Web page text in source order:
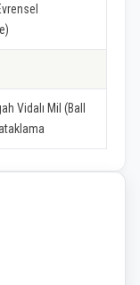
Vidalı Mil (Ball